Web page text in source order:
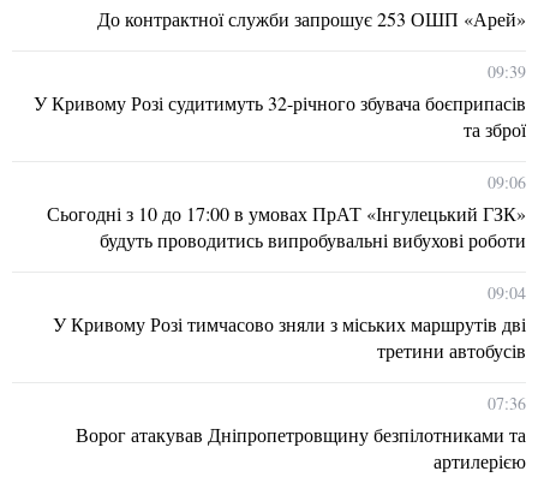
До контрактної служби запрошує 253 ОШП «Арей»
09:39
У Кривому Розі судитимуть 32-річного збувача боєприпасів
та зброї
09:06
Сьогодні з 10 до 17:00 в умовах ПрАТ «Інгулецький ГЗК»
будуть проводитись випробувальні вибухові роботи
09:04
У Кривому Розі тимчасово зняли з міських маршрутів дві
третини автобусів
07:36
Ворог атакував Дніпропетровщину безпілотниками та
артилерією